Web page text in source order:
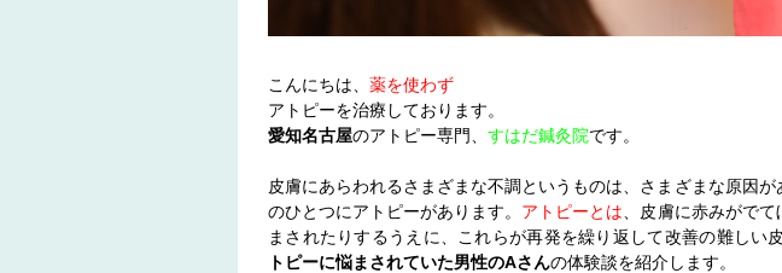
こんにちは、 薬を使わず
アトピーを治療しております。
愛知名古屋のアトピー専門、 すはだ鍼灸院です。
皮膚にあらわれるさまざまな不調というものは、さまざまな原因
のひとつにアトピーがあります。 アトピーとは 、皮膚に赤みがで
まされたりするうえに、これらが再発を繰り返して改善の難しい
トピーに悩まされていた男性のAさんの体験談を紹介します。